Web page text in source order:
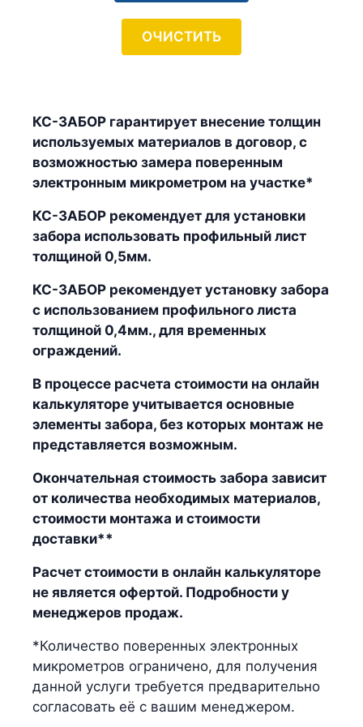
ОЧИСТИТЬ
КС-ЗАБОР гарантирует внесение толщин
используемых материалов в договор, с
возможностью замера поверенным
электронным микрометром на участке*
КС-ЗАБОР рекомендует для установки
забора использовать профильный лист
толщиной 0,5мм.
КС-ЗАБОР рекомендует установку забора
с использованием профильного листа
толщиной 0,4мм., для временных
ограждений.
В процессе расчета стоимости на онлайн
калькуляторе учитывается основные
элементы забора, без которых монтаж не
представляется возможным.
Окончательная стоимость забора зависит
от количества необходимых материалов,
стоимости монтажа и стоимости
доставки**
Расчет стоимости в онлайн калькуляторе
не является офертой. Подробности у
менеджеров продаж.
*Количество поверенных электронных
микрометров ограничено, для получения
данной услуги требуется предварительно
согласовать её с вашим менеджером.